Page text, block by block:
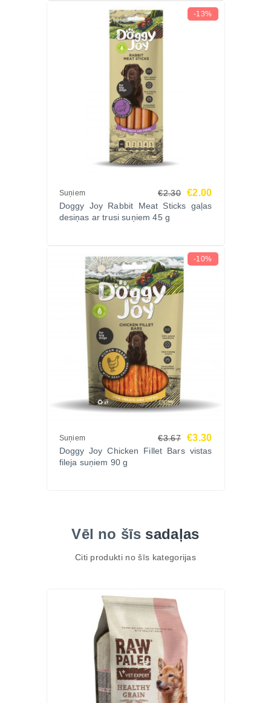
-13%
Suņiem €2.30 €2.00
Doggy Joy Rabbit Meat Sticks gaļas
desiņas ar trusi suņiem 45 g
-10%
Suņiem €3.67 €3.30
Doggy Joy Chicken Fillet Bars vistas
fileja suņiem 90 g
Vēl no šīs sadaļas
Citi produkti no šīs kategorijas